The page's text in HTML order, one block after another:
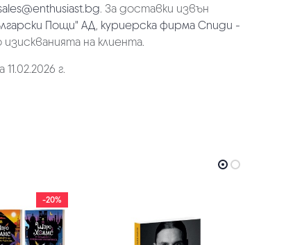
. За доставки извън
Пощи" АД, куриерска фирма Спиди -
на клиента.
г.
-20%